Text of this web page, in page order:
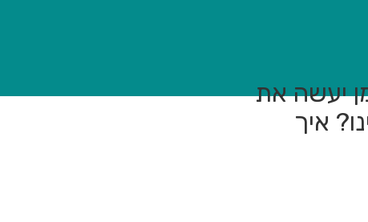
יעשה את
איך